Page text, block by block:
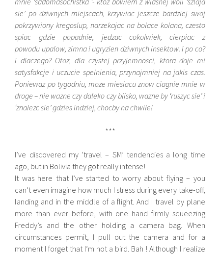
sie’ po dziwnych miejscach, krzywiac jeszcze bardziej swoj
pokrzywiony kregoslup, narzekajac na bolace kolana, czesto
spiac gdzie popadnie, jedzac cokolwiek, cierpiac z
powodu upalow, zimna i ugryzien dziwnych insektow. I po co?
I dlaczego? Otoz, dla czystej przyjemnosci, ktora daje mi
satysfakcje i uczucie spelnienia, przynajmniej na jakis czas.
Poniewaz po tygodniu, moze miesiacu znow ciagnie mnie w
droge – nie wazne czy daleko czy blisko, wazne by ‘ruszyc sie’ i
‘znalezc sie’ gdzies indziej, chocby na chwile!
***
I’ve discovered my ‘travel – SM’ tendencies a long time
ago, but in Bolivia they got really intense!
It was here that I’ve started to worry about flying – you
can’t even imagine how much I stress during every take-off,
landing and in the middle of a flight. And I travel by plane
more than ever before, with one hand firmly squeezing
Freddy’s and the other holding a camera bag. When
circumstances permit, I pull out the camera and for a
moment I forget that I’m not a bird. Bah ! Although I realize